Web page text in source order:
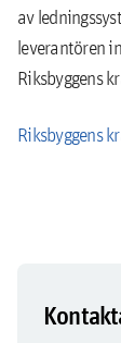
av
leverantören
Riksbyggens
Riksbyggens